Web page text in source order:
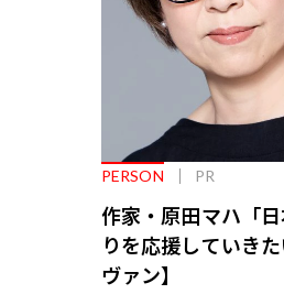
PERSON PR
作家・原田マハ「
りを応援していき
ヴァン】